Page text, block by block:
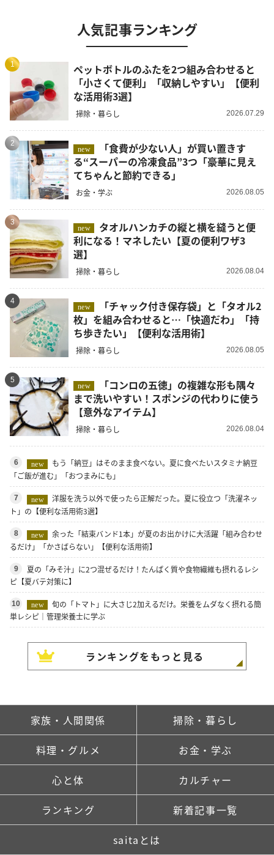
人気記事ランキング
1
ペットボトルのふたを2つ組み合わせると
「小さくて便利」「収納しやすい」【便利
な活用術3選】
掃除・暮らし 2026.07.29
2
new
る“スーパーの冷凍食品”3つ「豪華に見え
てちゃんと節約できる」
お金・学ぶ 2026.08.05
3
new
利になる！マネしたい【夏の便利ワザ3
選】
掃除・暮らし 2026.08.04
4
new
枚」を組み合わせると…「快適だわ」「持
ち歩きたい」【便利な活用術】
掃除・暮らし 2026.08.05
5
new
まで洗いやすい！スポンジの代わりに使う
【意外なアイテム】
掃除・暮らし 2026.08.04
6 new
もう「納豆」はそのまま食べない。夏に食べたいスタミナ納豆
「ご飯が進む」「おつまみにも」
7 new
洋服を洗う以外で使ったら正解だった。夏に役立つ「洗濯ネッ
ト」の【便利な活用術3選】
8 new
余った「結束バンド1本」が夏のお出かけに大活躍「組み合わせ
るだけ」「かさばらない」【便利な活用術】
9
夏の「みそ汁」に2つ混ぜるだけ！たんぱく質や食物繊維も摂れるレシ
ピ【夏バテ対策に】
10 new
旬の「トマト」に大さじ2加えるだけ。栄養をムダなく摂れる簡
単レシピ｜管理栄養士に学ぶ
ランキングをもっと見る
家族・人間関係 掃除・暮らし
料理・グルメ お金・学ぶ
心と体 カルチャー
ランキング 新着記事一覧
saitaとは